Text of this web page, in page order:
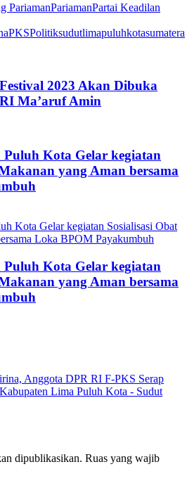
PariamanPariamanPartai Keadilan
PKSPolitiksudutlimapuluhkotasumatera
2023 Akan Dibuka
Ma’aruf Amin
Kota Gelar kegiatan
yang Aman bersama
Kota Gelar kegiatan
yang Aman bersama
Anggota DPR RI F-PKS Serap
Lima Puluh Kota - Sudut
dipublikasikan. Ruas yang wajib